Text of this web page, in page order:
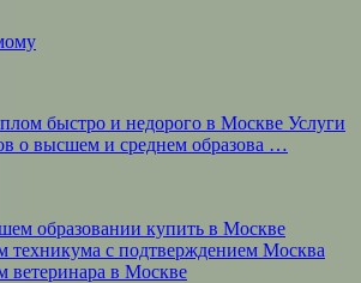
быстро и недорого в Москве Услуги
о высшем и среднем образова …
образовании купить в Москве
техникума с подтверждением Москва
ветеринара в Москве